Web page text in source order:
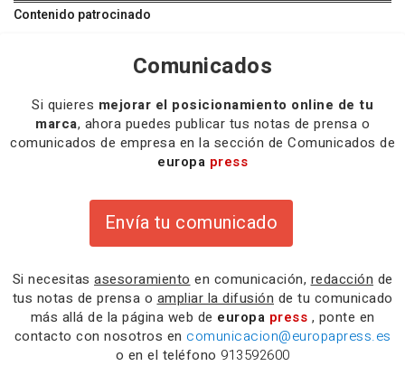
Contenido patrocinado
Comunicados
Si quieres mejorar el posicionamiento online de tu
marca, ahora puedes publicar tus notas de prensa o
comunicados de empresa en la sección de Comunicados de
europa press
Envía tu comunicado
Si necesitas asesoramiento en comunicación, redacción de
tus notas de prensa o ampliar la difusión de tu comunicado
más allá de la página web de europa press , ponte en
contacto con nosotros en comunicacion@europapress.es
o en el teléfono 913592600